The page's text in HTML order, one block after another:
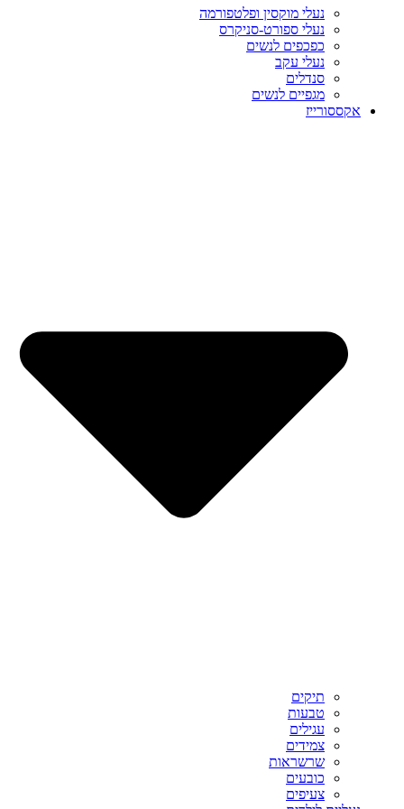
נעלי מוקסין ופלטפורמה
נעלי ספורט-סניקרס
כפכפים לנשים
נעלי עקב
סנדלים
מגפיים לנשים
אקססורייז
תיקים
טבעות
עגילים
צמידים
שרשראות
כובעים
צעיפים